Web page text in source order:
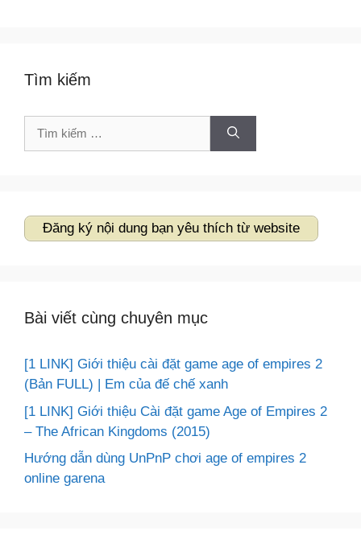
Tìm kiếm
Đăng ký nội dung bạn yêu thích từ website
Bài viết cùng chuyên mục
[1 LINK] Giới thiệu cài đặt game age of empires 2
(Bản FULL) | Em của đế chế xanh
[1 LINK] Giới thiệu Cài đặt game Age of Empires 2
– The African Kingdoms (2015)
Hướng dẫn dùng UnPnP chơi age of empires 2
online garena